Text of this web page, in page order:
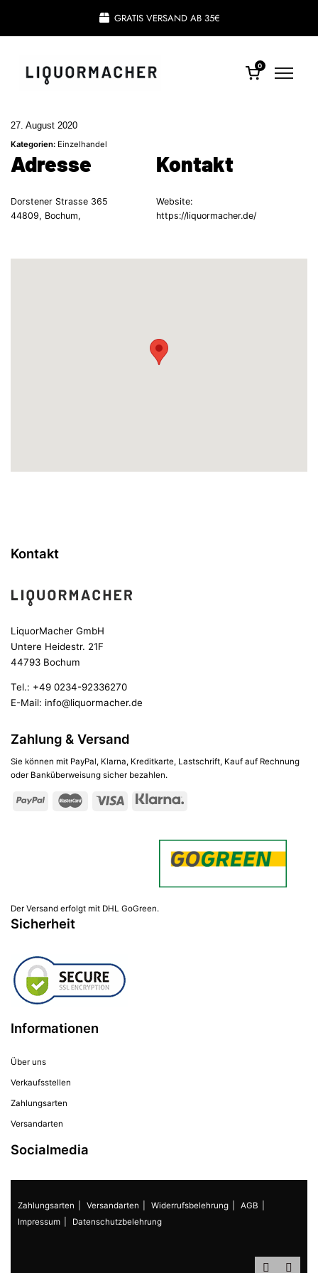
GRATIS VERSAND AB 35€
0
27. August 2020
Kategorien: Einzelhandel
Adresse
Dorstener Strasse 365
44809, Bochum,
Kontakt
Website:
https://liquormacher.de/
Kontakt
LiquorMacher GmbH
Untere Heidestr. 21F
44793 Bochum
Tel.: +49 0234-92336270
E-Mail: info@liquormacher.de
Zahlung & Versand
Sie können mit PayPal, Klarna, Kreditkarte, Lastschrift, Kauf auf Rechnung
oder Banküberweisung sicher bezahlen.
Der Versand erfolgt mit DHL GoGreen.
Sicherheit
Informationen
Über uns
Verkaufsstellen
Zahlungsarten
Versandarten
Socialmedia
Zahlungsarten Versandarten Widerrufsbelehrung
AGB
Impressum
Datenschutzbelehrung